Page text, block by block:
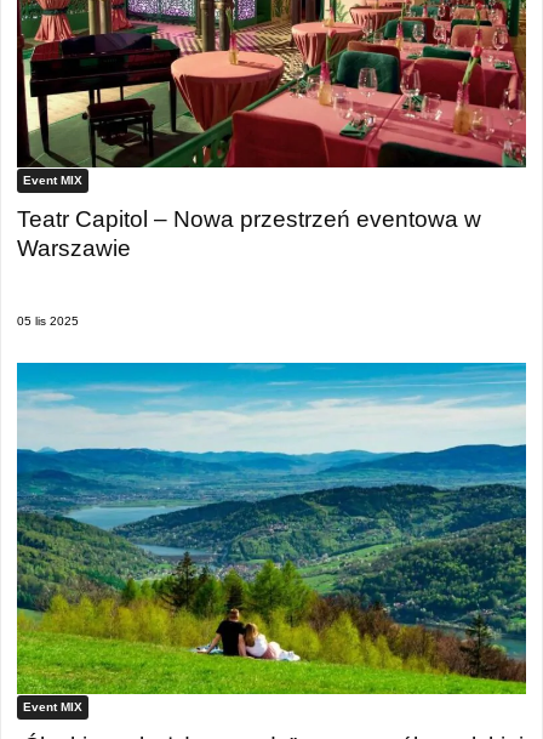
Event MIX
Teatr Capitol – Nowa przestrzeń eventowa w
Warszawie
05 lis 2025
Event MIX